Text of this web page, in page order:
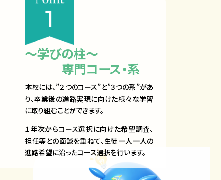
～学びの柱～
専門コース・系​
​本校には、​”２つのコース”と”３つの系”があ
り、卒業後の進路実現に向けた様々な学習
に取り組むことができます。
１年次からコース選択に向けた希望調査、
担任等との面談を重ねて、生徒一人一人の
進路希望に沿ったコース選択を行います。